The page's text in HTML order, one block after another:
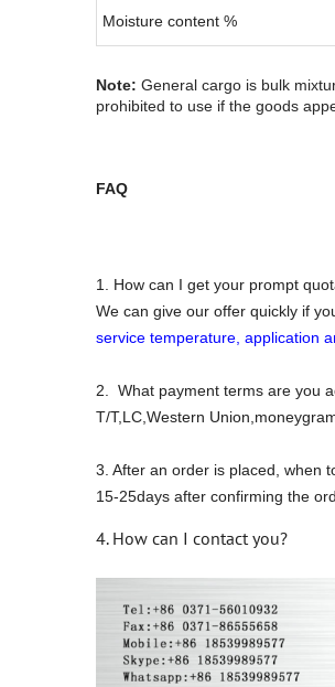
Moisture content %
Note: General cargo is bulk
prohibited to use if the goods
FAQ
1. How can I get your prompt
We can give our offer quickly if
service temperature, application
2. What payment terms are you
T/T,LC,Western
3. After an order is placed, when
15-25days after confirming the
4. How can I contact you?